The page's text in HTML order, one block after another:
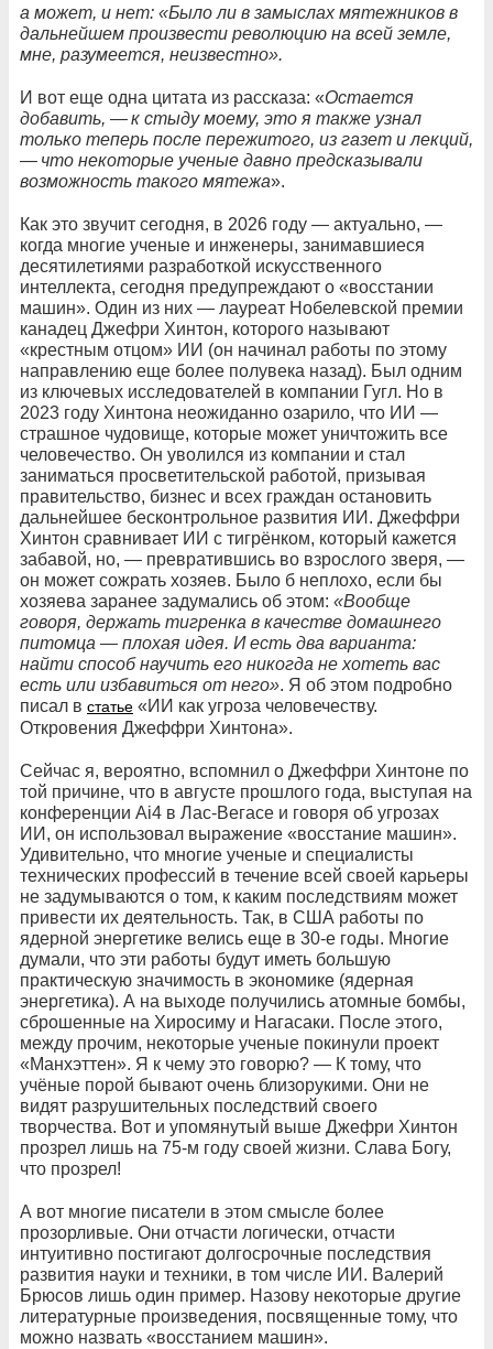
а может, и нет: «Было ли в замыслах мятежников в
дальнейшем произвести революцию на всей земле,
мне, разумеется, неизвестно».
И вот еще одна цитата из рассказа: «Остается
добавить, — к стыду моему, это я также узнал
только теперь после пережитого, из газет и лекций,
— что некоторые ученые давно предсказывали
возможность такого мятежа».
Как это звучит сегодня, в 2026 году — актуально, —
когда многие ученые и инженеры, занимавшиеся
десятилетиями разработкой искусственного
интеллекта, сегодня предупреждают о «восстании
машин». Один из них — лауреат Нобелевской премии
канадец Джефри Хинтон, которого называют
«крестным отцом» ИИ (он начинал работы по этому
направлению еще более полувека назад). Был одним
из ключевых исследователей в компании Гугл. Но в
2023 году Хинтона неожиданно озарило, что ИИ —
страшное чудовище, которые может уничтожить все
человечество. Он уволился из компании и стал
заниматься просветительской работой, призывая
правительство, бизнес и всех граждан остановить
дальнейшее бесконтрольное развития ИИ. Джеффри
Хинтон сравнивает ИИ с тигрёнком, который кажется
забавой, но, — превратившись во взрослого зверя, —
он может сожрать хозяев. Было б неплохо, если бы
хозяева заранее задумались об этом: «Вообще
говоря, держать тигренка в качестве домашнего
питомца — плохая идея. И есть два варианта:
найти способ научить его никогда не хотеть вас
есть или избавиться от него». Я об этом подробно
писал в статье «ИИ как угроза человечеству.
Откровения Джеффри Хинтона».
Сейчас я, вероятно, вспомнил о Джеффри Хинтоне по
той причине, что в августе прошлого года, выступая на
конференции Ai4 в Лас-Вегасе и говоря об угрозах
ИИ, он использовал выражение «восстание машин».
Удивительно, что многие ученые и специалисты
технических профессий в течение всей своей карьеры
не задумываются о том, к каким последствиям может
привести их деятельность. Так, в США работы по
ядерной энергетике велись еще в 30-е годы. Многие
думали, что эти работы будут иметь большую
практическую значимость в экономике (ядерная
энергетика). А на выходе получились атомные бомбы,
сброшенные на Хиросиму и Нагасаки. После этого,
между прочим, некоторые ученые покинули проект
«Манхэттен». Я к чему это говорю? — К тому, что
учёные порой бывают очень близорукими. Они не
видят разрушительных последствий своего
творчества. Вот и упомянутый выше Джефри Хинтон
прозрел лишь на 75-м году своей жизни. Слава Богу,
что прозрел!
А вот многие писатели в этом смысле более
прозорливые. Они отчасти логически, отчасти
интуитивно постигают долгосрочные последствия
развития науки и техники, в том числе ИИ. Валерий
Брюсов лишь один пример. Назову некоторые другие
литературные произведения, посвященные тому, что
можно назвать «восстанием машин».